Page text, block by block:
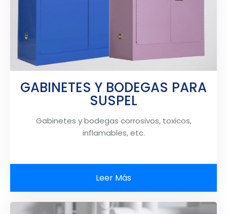
GABINETES Y BODEGAS PARA
SUSPEL
Gabinetes y bodegas corrosivos, toxicos,
inflamables, etc.
Leer Más